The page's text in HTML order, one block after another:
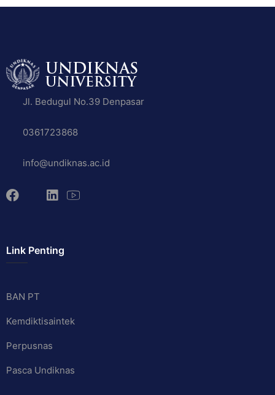
Jl. Bedugul No.39 Denpasar
0361723868
info@undiknas.ac.id
Link Penting
BAN PT
Kemdiktisaintek
Perpusnas
Pasca Undiknas